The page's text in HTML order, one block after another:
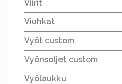
Viirit
Viuhkat
Vyöt custom
Vyönsoljet custom
Vyölaukku